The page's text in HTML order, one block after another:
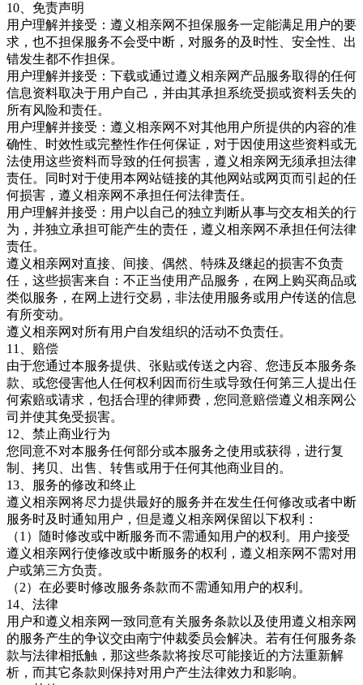
10、免责声明
用户理解并接受：遵义相亲网不担保服务一定能满足用户的要
求，也不担保服务不会受中断，对服务的及时性、安全性、出
错发生都不作担保。
用户理解并接受：下载或通过遵义相亲网产品服务取得的任何
信息资料取决于用户自己，并由其承担系统受损或资料丢失的
所有风险和责任。
用户理解并接受：遵义相亲网不对其他用户所提供的内容的准
确性、时效性或完整性作任何保证，对于因使用这些资料或无
法使用这些资料而导致的任何损害，遵义相亲网无须承担法律
责任。同时对于使用本网站链接的其他网站或网页而引起的任
何损害，遵义相亲网不承担任何法律责任。
用户理解并接受：用户以自己的独立判断从事与交友相关的行
为，并独立承担可能产生的责任，遵义相亲网不承担任何法律
责任。
遵义相亲网对直接、间接、偶然、特殊及继起的损害不负责
任，这些损害来自：不正当使用产品服务，在网上购买商品或
类似服务，在网上进行交易，非法使用服务或用户传送的信息
有所变动。
遵义相亲网对所有用户自发组织的活动不负责任。
11、赔偿
由于您通过本服务提供、张贴或传送之内容、您违反本服务条
款、或您侵害他人任何权利因而衍生或导致任何第三人提出任
何索赔或请求，包括合理的律师费，您同意赔偿遵义相亲网公
司并使其免受损害。
12、禁止商业行为
您同意不对本服务任何部分或本服务之使用或获得，进行复
制、拷贝、出售、转售或用于任何其他商业目的。
13、服务的修改和终止
遵义相亲网将尽力提供最好的服务并在发生任何修改或者中断
服务时及时通知用户，但是遵义相亲网保留以下权利：
（1）随时修改或中断服务而不需通知用户的权利。用户接受
遵义相亲网行使修改或中断服务的权利，遵义相亲网不需对用
户或第三方负责。
（2）在必要时修改服务条款而不需通知用户的权利。
14、法律
用户和遵义相亲网一致同意有关服务条款以及使用遵义相亲网
的服务产生的争议交由南宁仲裁委员会解决。若有任何服务条
款与法律相抵触，那这些条款将按尽可能接近的方法重新解
析，而其它条款则保持对用户产生法律效力和影响。